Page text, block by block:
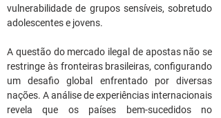
vulnerabilidade de grupos sensíveis, sobretudo
adolescentes e jovens.
A questão do mercado ilegal de apostas não se
restringe às fronteiras brasileiras, configurando
um desafio global enfrentado por diversas
nações. A análise de experiências internacionais
revela que os países bem-sucedidos no